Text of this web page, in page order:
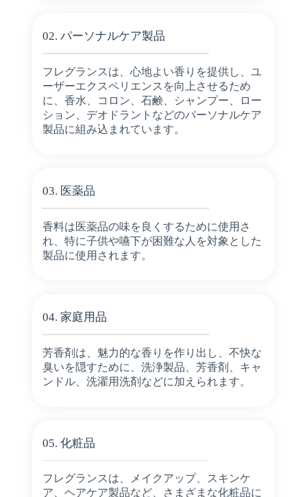
02. パーソナルケア製品
フレグランスは、心地よい香りを提供し、ユ
ーザーエクスペリエンスを向上させるため
に、香水、コロン、石鹸、シャンプー、ロー
ション、デオドラントなどのパーソナルケア
製品に組み込まれています。
03. 医薬品
香料は医薬品の味を良くするために使用さ
れ、特に子供や嚥下が困難な人を対象とした
製品に使用されます。
04. 家庭用品
芳香剤は、魅力的な香りを作り出し、不快な
臭いを隠すために、洗浄製品、芳香剤、キャ
ンドル、洗濯用洗剤などに加えられます。
05. 化粧品
フレグランスは、メイクアップ、スキンケ
ア、ヘアケア製品など、さまざまな化粧品に